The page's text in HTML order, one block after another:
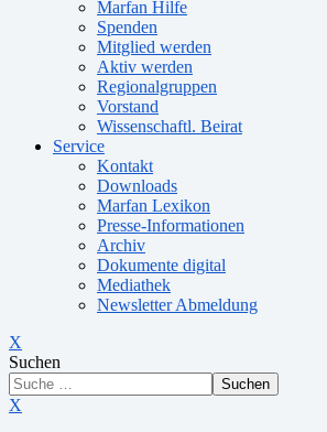
Marfan Hilfe
Spenden
Mitglied werden
Aktiv werden
Regionalgruppen
Vorstand
Wissenschaftl. Beirat
Service
Kontakt
Downloads
Marfan Lexikon
Presse-Informationen
Archiv
Dokumente digital
Mediathek
Newsletter Abmeldung
X
Suchen
Suchen
X